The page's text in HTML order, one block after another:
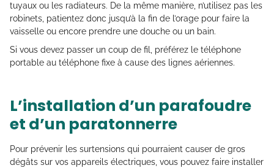
tuyaux ou les radiateurs. De la même manière, n’utilisez pas les
robinets, patientez donc jusqu’à la fin de l’orage pour faire la
vaisselle ou encore prendre une douche ou un bain.
Si vous devez passer un coup de fil, préférez le téléphone
portable au téléphone fixe à cause des lignes aériennes.
L’installation d’un parafoudre
et d’un paratonnerre
Pour prévenir les surtensions qui pourraient causer de gros
dégâts sur vos appareils électriques, vous pouvez faire installer